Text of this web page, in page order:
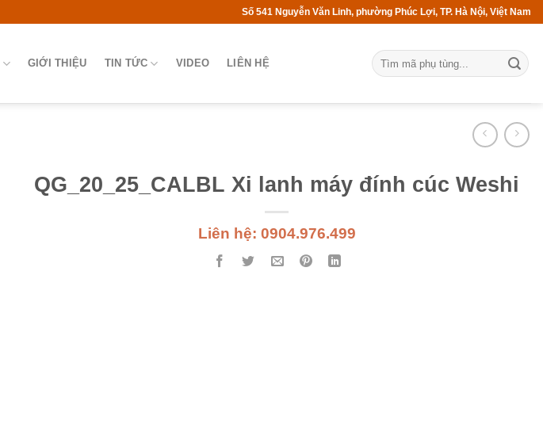
Số 541 Nguyễn Văn Linh, phường Phúc Lợi, TP. Hà Nội, Việt Nam
GIỚI THIỆU TIN TỨC VIDEO LIÊN HỆ
QG_20_25_CALBL Xi lanh máy đính cúc Weshi
Liên hệ: 0904.976.499